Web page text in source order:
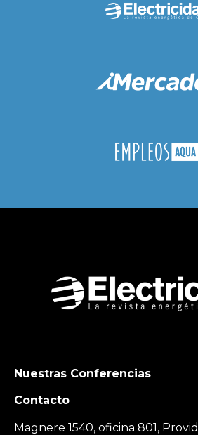
Nuestras Conferencias
Contacto
Magnere 1540, oficina 801,